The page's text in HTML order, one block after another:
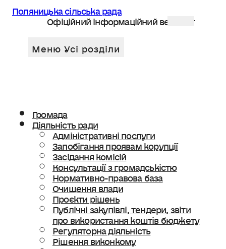
Поляницька сільська рада
Офіційний інформаційний веб сайт
Громада
Діяльність ради
Адміністративні послуги
Запобігання проявам корупції
Засідання комісій
Консультації з громадськістю
Нормативно-правова база
Очищення влади
Проєкти рішень
Публічні закупівлі, тендери, звіти
про використання коштів бюджету
Регуляторна діяльність
Рішення виконкому